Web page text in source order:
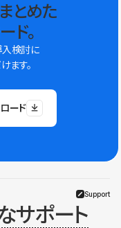
とめた
ド。
検討に
ます。
ード
Support
サポート